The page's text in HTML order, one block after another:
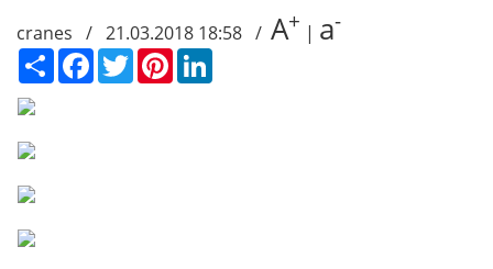
cranes / 21.03.2018 18:58 / A+ | a-
СподелиFacebookTwitter Pinterest